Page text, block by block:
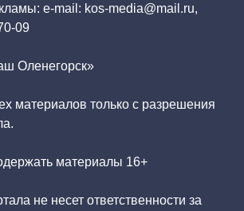
e-mail: kos-media@mail.ru,
09
Оленегорск»
материалов только с разрешения
материалы 16+
не несет ответственности за